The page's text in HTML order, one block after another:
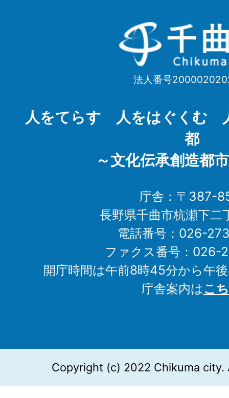
千
曲
Chikuma
法人番号
人をてらす 人をはぐくむ
都
～文化伝承創造都
庁舎：〒387-
長野県千曲市杭瀬下二
電話番号：026-
ファクス番号：026-
開庁時間は午前8時45分から午
庁舎案内はこ
Copyright (c) 2022 Chikuma city.